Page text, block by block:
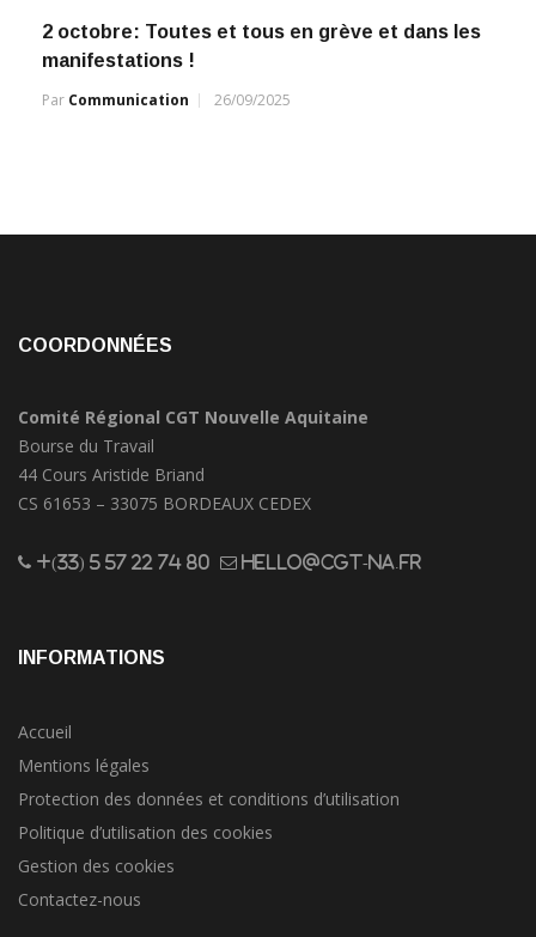
2 octobre: Toutes et tous en grève et dans les
manifestations !
Par Communication 26/09/2025
COORDONNÉES
Comité Régional CGT Nouvelle Aquitaine
Bourse du Travail
44 Cours Aristide Briand
CS 61653 – 33075 BORDEAUX CEDEX
+(33) 5 57 22 74 80 hello@cgt-na.fr
INFORMATIONS
Accueil
Mentions légales
Protection des données et conditions d’utilisation
Politique d’utilisation des cookies
Gestion des cookies
Contactez-nous